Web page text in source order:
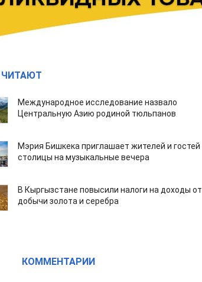
ЧИТАЮТ
Международное исследование назвало
Центральную Азию родиной тюльпанов
Мэрия Бишкека приглашает жителей и гостей
столицы на музыкальные вечера
В Кыргызстане повысили налоги на доходы от
добычи золота и серебра
КОММЕНТАРИИ